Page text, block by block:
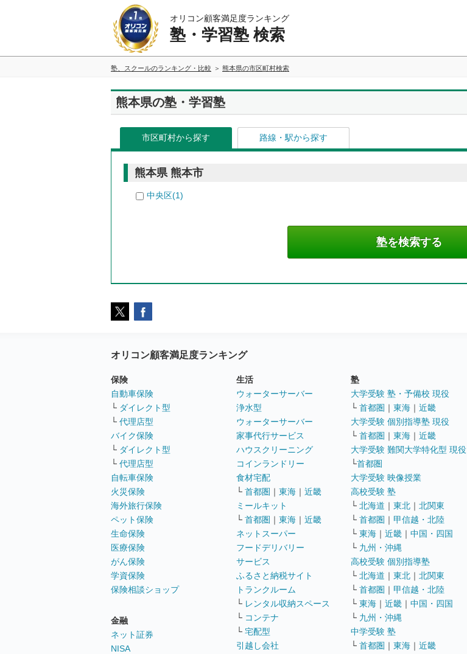
オリコン顧客満足度ランキング
塾・学習塾 検索
塾、スクールのランキング・比較 熊本県の市区町村検索
熊本県の塾・学習塾
市区町村から探す 路線・駅から探す
熊本県 熊本市
中央区(1)
オリコン顧客満足度ランキング
保険
自動車保険
└ ダイレクト型
└ 代理店型
バイク保険
└ ダイレクト型
└ 代理店型
自転車保険
火災保険
海外旅行保険
ペット保険
生命保険
医療保険
がん保険
学資保険
保険相談ショップ
金融
ネット証券
NISA
生活
ウォーターサーバー
浄水型
ウォーターサーバー
家事代行サービス
ハウスクリーニング
コインランドリー
食材宅配
└ 首都圏 ｜ 東海 ｜ 近畿
ミールキット
└ 首都圏 ｜ 東海 ｜ 近畿
ネットスーパー
フードデリバリー
サービス
ふるさと納税サイト
トランクルーム
└ レンタル収納スペース
└ コンテナ
└ 宅配型
引越し会社
塾
大学受験 塾・予備校 現役
└ 首都圏 ｜ 東海 ｜ 近畿
大学受験 個別指導塾 現役
└ 首都圏 ｜ 東海 ｜ 近畿
大学受験 難関大学特化型 現役
└首都圏
大学受験 映像授業
高校受験 塾
└ 北海道 ｜ 東北 ｜ 北関東
└ 首都圏 ｜ 甲信越・北陸
└ 東海 ｜ 近畿 ｜ 中国・四国
└ 九州・沖縄
高校受験 個別指導塾
└ 北海道 ｜ 東北 ｜ 北関東
└ 首都圏 ｜ 甲信越・北陸
└ 東海 ｜ 近畿 ｜ 中国・四国
└ 九州・沖縄
中学受験 塾
└ 首都圏 ｜ 東海 ｜ 近畿